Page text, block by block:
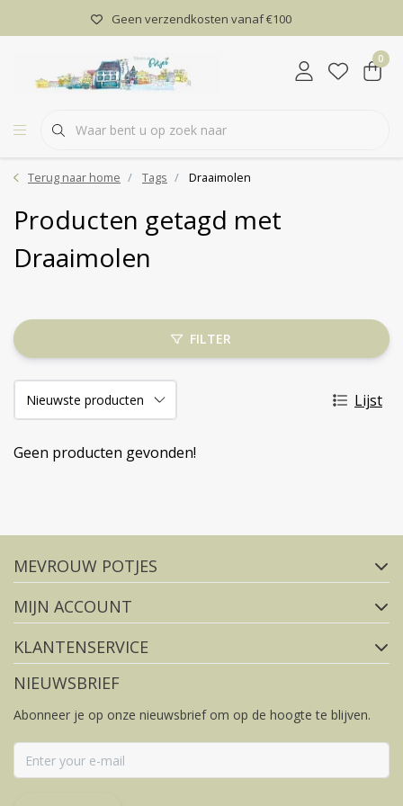
Geen verzendkosten vanaf €100
0
Terug naar home Tags Draaimolen
Producten getagd met
Draaimolen
FILTER
Lijst
Geen producten gevonden!
FACEBOOK
MEVROUW POTJES
MIJN ACCOUNT
KLANTENSERVICE
NIEUWSBRIEF
Abonneer je op onze nieuwsbrief om op de hoogte te blijven.